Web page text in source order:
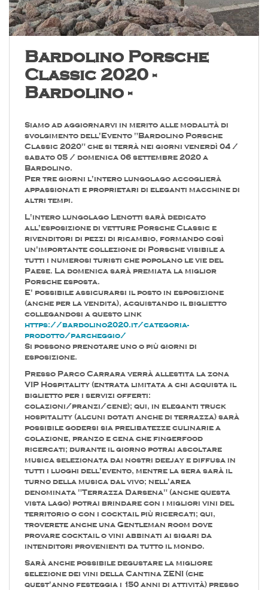
Bardolino Porsche
Classic 2020 -
Bardolino -
Siamo ad aggiornarvi in merito alle modalità di
svolgimento dell'Evento "Bardolino Porsche
Classic 2020" che si terrà nei giorni venerdì 04 /
sabato 05 / domenica 06 settembre 2020 a
Bardolino.
Per tre giorni l'intero lungolago accoglierà
appassionati e proprietari di eleganti macchine di
altri tempi.
L'intero lungolago Lenotti sarà dedicato
all'esposizione di vetture Porsche Classic e
rivenditori di pezzi di ricambio, formando così
un'importante collezione di Porsche visibile a
tutti i numerosi turisti che popolano le vie del
Paese. La domenica sarà premiata la miglior
Porsche esposta.
E' possibile assicurarsi il posto in esposizione
(anche per la vendita), acquistando il biglietto
collegandosi a questo link
https://bardolino2020.it/categoria-
prodotto/parcheggio/
Si possono prenotare uno o più giorni di
esposizione.
Presso Parco Carrara verrà allestita la zona
VIP Hospitality (entrata limitata a chi acquista il
biglietto per i servizi offerti:
colazioni/pranzi/cene); qui, in eleganti truck
hospitality (alcuni dotati anche di terrazza) sarà
possibile godersi sia prelibatezze culinarie a
colazione, pranzo e cena che fingerfood
ricercati; durante il giorno potrai ascoltare
musica selezionata dai nostri deejay e diffusa in
tutti i luoghi dell'evento, mentre la sera sarà il
turno della musica dal vivo; nell'area
denominata "Terrazza Darsena" (anche questa
vista lago) potrai brindare con i migliori vini del
territorio o con i cocktail più ricercati; qui,
troverete anche una Gentleman room dove
provare cocktail o vini abbinati ai sigari da
intenditori provenienti da tutto il mondo.
Sarà anche possibile degustare la migliore
selezione dei vini della Cantina ZENI (che
quest'anno festeggia i 150 anni di attività) presso